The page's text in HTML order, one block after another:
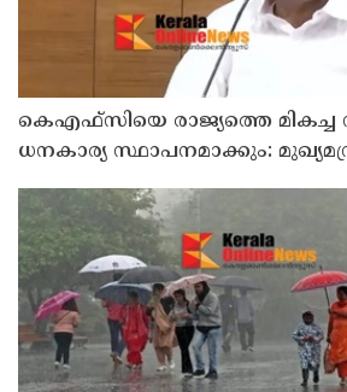
കെഎഫ്‌സിയെ രാജ്യത്തെ
ധനകാര്യ സ്ഥാപനമാക്കും: